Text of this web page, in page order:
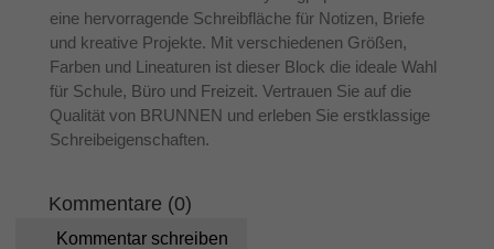
eine hervorragende Schreibfläche für Notizen, Briefe
und kreative Projekte. Mit verschiedenen Größen,
Farben und Lineaturen ist dieser Block die ideale Wahl
für Schule, Büro und Freizeit. Vertrauen Sie auf die
Qualität von BRUNNEN und erleben Sie erstklassige
Schreibeigenschaften.
Kommentare (0)
Kommentar schreiben